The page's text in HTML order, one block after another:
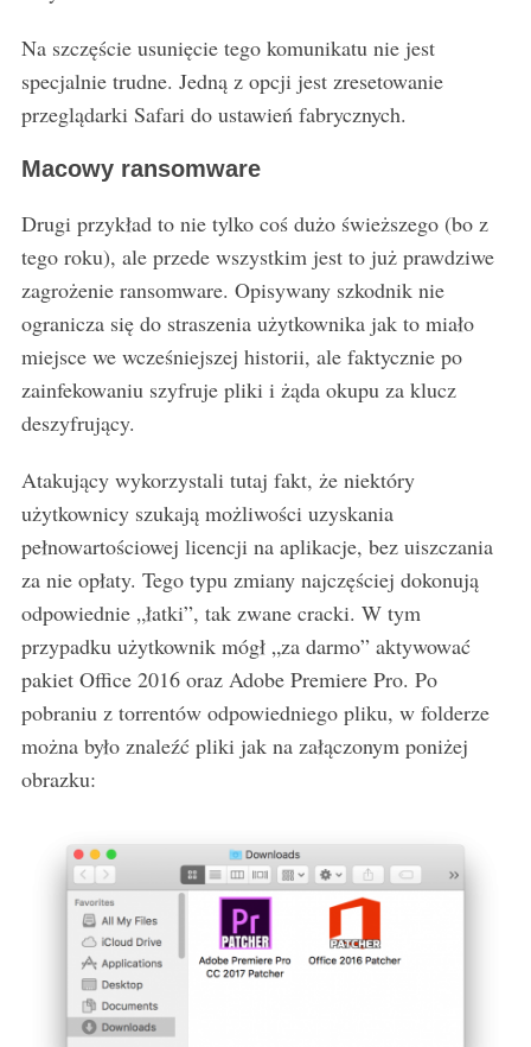
Na szczęście usunięcie tego komunikatu nie jest
specjalnie trudne. Jedną z opcji jest zresetowanie
przeglądarki Safari do ustawień fabrycznych.
Macowy ransomware
Drugi przykład to nie tylko coś dużo świeższego (bo z
tego roku), ale przede wszystkim jest to już prawdziwe
zagrożenie ransomware. Opisywany szkodnik nie
ogranicza się do straszenia użytkownika jak to miało
miejsce we wcześniejszej historii, ale faktycznie po
zainfekowaniu szyfruje pliki i żąda okupu za klucz
deszyfrujący.
Atakujący wykorzystali tutaj fakt, że niektóry
użytkownicy szukają możliwości uzyskania
pełnowartościowej licencji na aplikacje, bez uiszczania
za nie opłaty. Tego typu zmiany najczęściej dokonują
odpowiednie „łatki”, tak zwane cracki. W tym
przypadku użytkownik mógł „za darmo” aktywować
pakiet Office 2016 oraz Adobe Premiere Pro. Po
pobraniu z torrentów odpowiedniego pliku, w folderze
można było znaleźć pliki jak na załączonym poniżej
obrazku:
e
a
r
c
f
o
r
: